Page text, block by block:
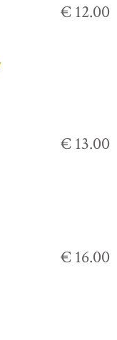
€ 12.00
€ 13.00
€ 16.00